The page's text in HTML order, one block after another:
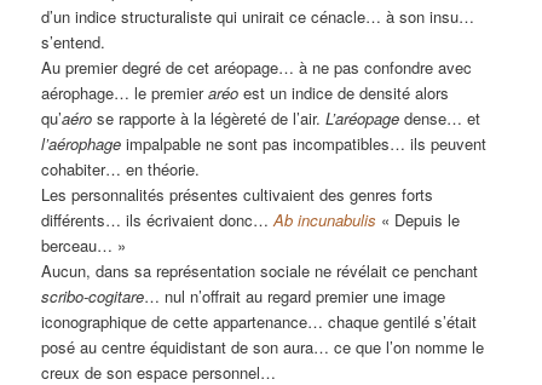
d’un indice structuraliste qui unirait ce cénacle… à son insu…
s’entend.
Au premier degré de cet aréopage… à ne pas confondre avec
aérophage… le premieraréo est un indice de densité alors
qu’aéro se rapporte à la légèreté de l’air.L’aréopage dense… et
l’aérophage impalpable ne sont pas incompatibles… ils peuvent
cohabiter… en théorie.
Les personnalités présentes cultivaient des genres forts
différents… ils écrivaient donc…Ab incunabulis « Depuis le
berceau… »
Aucun, dans sa représentation sociale ne révélait ce penchant
scribo-cogitare… nul n’offrait au regard premier une image
iconographique de cette appartenance… chaque gentilé s’était
posé au centre équidistant de son aura… ce que l’on nomme le
creux de son espace personnel…